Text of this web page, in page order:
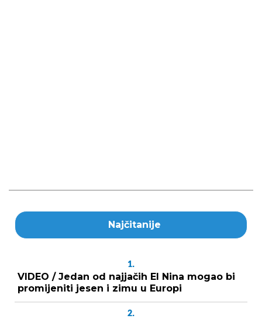
Najčitanije
1.
VIDEO / Jedan od najjačih El Nina mogao bi
promijeniti jesen i zimu u Europi
2.